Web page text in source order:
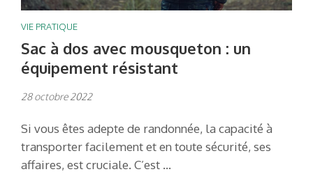
VIE PRATIQUE
Sac à dos avec mousqueton : un
équipement résistant
28 octobre 2022
Si vous êtes adepte de randonnée, la capacité à
transporter facilement et en toute sécurité, ses
affaires, est cruciale. C’est …